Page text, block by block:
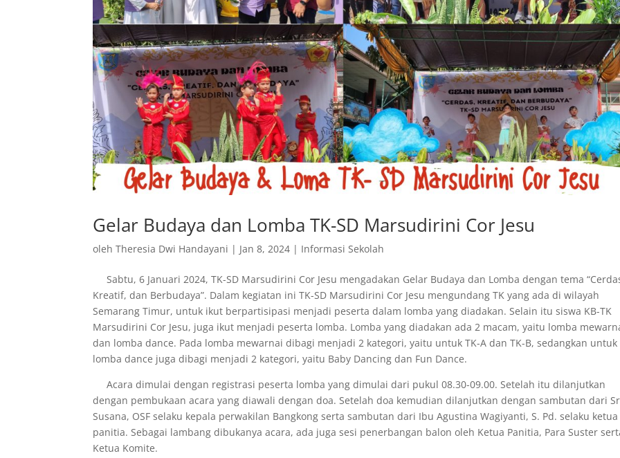
Gelar Budaya dan Lomba TK-SD Marsudirini Cor Jesu
olehTheresia Dwi Handayani | Jan 8, 2024 | Informasi Sekolah
Sabtu, 6 Januari 2024, TK-SD Marsudirini Cor Jesu mengadakan Gelar Budaya dan Lomba dengan tema
Kreatif, dan Berbudaya”. Dalam kegiatan ini TK-SD Marsudirini Cor Jesu mengundang TK yang ada di wilayah
Semarang Timur, untuk ikut berpartisipasi menjadi peserta dalam lomba yang diadakan. Selain itu siswa KB-TK
Marsudirini Cor Jesu, juga ikut menjadi peserta lomba. Lomba yang diadakan ada 2 macam, yaitu lomba
dan lomba dance. Pada lomba mewarnai dibagi menjadi 2 kategori, yaitu untuk TK-A dan TK-B, sedangkan untuk
lomba dance juga dibagi menjadi 2 kategori, yaitu Baby Dancing dan Fun Dance.
Acara dimulai dengan registrasi peserta lomba yang dimulai dari pukul 08.30-09.00. Setelah itu dilanjutkan
dengan pembukaan acara yang diawali dengan doa. Setelah doa kemudian dilanjutkan dengan sambutan dari
Susana, OSF selaku kepala perwakilan Bangkong serta sambutan dari Ibu Agustina Wagiyanti, S. Pd. selaku ketua
panitia. Sebagai lambang dibukanya acara, ada juga sesi penerbangan balon oleh Ketua Panitia, Para Suster
Ketua Komite.